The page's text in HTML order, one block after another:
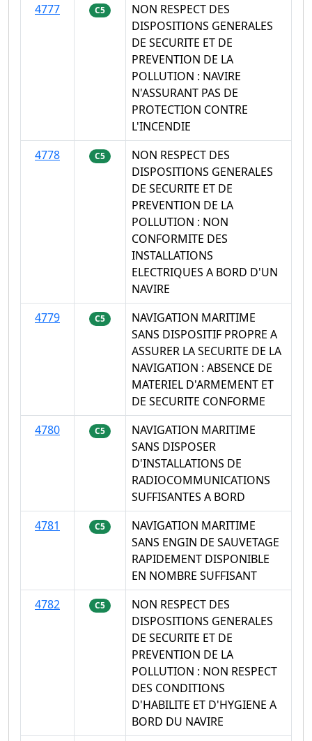
4777
C5
NON RESPECT DES
DISPOSITIONS GENERALES
DE SECURITE ET DE
PREVENTION DE LA
POLLUTION : NAVIRE
N'ASSURANT PAS DE
PROTECTION CONTRE
L'INCENDIE
4778
C5
NON RESPECT DES
DISPOSITIONS GENERALES
DE SECURITE ET DE
PREVENTION DE LA
POLLUTION : NON
CONFORMITE DES
INSTALLATIONS
ELECTRIQUES A BORD D'UN
NAVIRE
4779
C5
NAVIGATION MARITIME
SANS DISPOSITIF PROPRE A
ASSURER LA SECURITE DE LA
NAVIGATION : ABSENCE DE
MATERIEL D'ARMEMENT ET
DE SECURITE CONFORME
4780
C5
NAVIGATION MARITIME
SANS DISPOSER
D'INSTALLATIONS DE
RADIOCOMMUNICATIONS
SUFFISANTES A BORD
4781
C5
NAVIGATION MARITIME
SANS ENGIN DE SAUVETAGE
RAPIDEMENT DISPONIBLE
EN NOMBRE SUFFISANT
4782
C5
NON RESPECT DES
DISPOSITIONS GENERALES
DE SECURITE ET DE
PREVENTION DE LA
POLLUTION : NON RESPECT
DES CONDITIONS
D'HABILITE ET D'HYGIENE A
BORD DU NAVIRE